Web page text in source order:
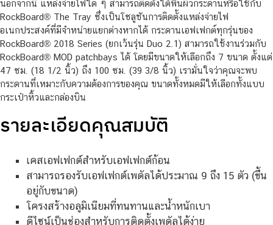
นอกจากนี้ แหล่งจ่ายไฟใด ๆ สามารถติดตั้งใต้พื้นผิวกระดานหรือใช้กับ
RockBoard® The Tray ซึ่งเป็นโซลูชันการติดตั้งแหล่งจ่ายไฟ
อเนกประสงค์ที่มีจำหน่ายแยกต่างหากได้ กระดานเอฟเฟกต์ทุกรุ่นของ
RockBoard® 2018 Series (ยกเว้นรุ่น Duo 2.1) สามารถใช้งานร่วมกับ
RockBoard® MOD patchbays ได้ โดยมีขนาดให้เลือกถึง 7 ขนาด ตั้งแต่
47 ซม. (18 1/2 นิ้ว) ถึง 100 ซม. (39 3/8 นิ้ว) เรามั่นใจว่าคุณจะพบ
กระดานที่เหมาะกับความต้องการของคุณ ขนาดทั้งหมดมีให้เลือกทั้งแบบ
กระเป๋าหิ้วและกล่องบิน
รายละเอียดคุณสมบัติ
เคสเอฟเฟกต์สำหรับเอฟเฟกต์ก้อน
สามารถรองรับเอฟเฟกต์เพดัลได้ประมาณ 9 ถึง 15 ตัว (ขึ้น
อยู่กับขนาด)
โครงสร้างอลูมิเนียมที่ทนทานและน้ำหนักเบา
ดีไซน์เป็นช่องสำหรับการติดตั้งเพดัลได้ง่าย